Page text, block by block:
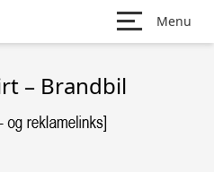
Menu
– Brandbil